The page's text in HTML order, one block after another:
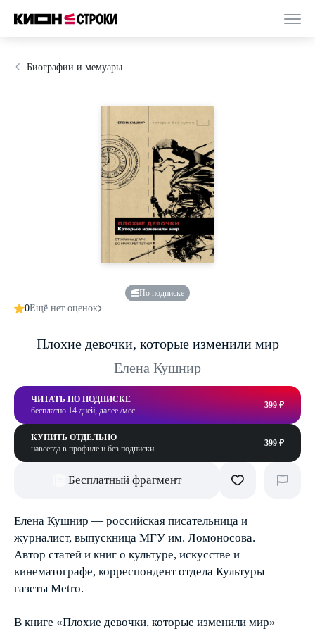
Биографии и мемуары
По подписке
0Ещё нет оценок
Плохие девочки, которые изменили мир
Елена Кушнир
ЧИТАТЬ ПО ПОДПИСКЕ
бесплатно 14 дней, далее /мес
399 ₽
КУПИТЬ ОТДЕЛЬНО
навсегда в профиле и без подписки
399 ₽
Бесплатный фрагмент
Елена Кушнир — российская писательница и
журналист, выпускница МГУ им. Ломоносова.
Автор статей и книг о культуре, искусстве и
кинематографе, корреспондент отдела Культуры
газеты Metro.
В книге «Плохие девочки, которые изменили мир»